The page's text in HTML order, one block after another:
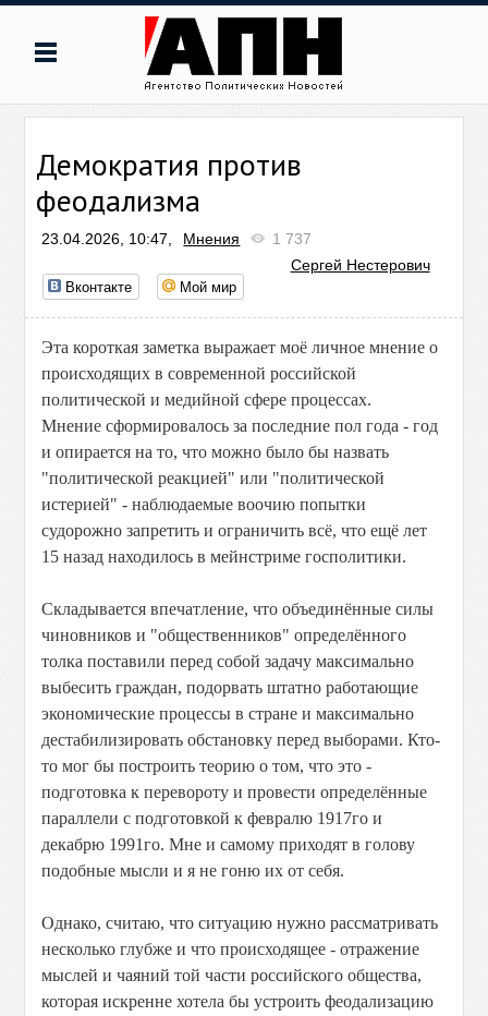
Демократия против
феодализма
23.04.2026, 10:47, Мнения
1 737
Сергей Нестерович
Вконтакте Мой мир
Эта короткая заметка выражает моё личное мнение о
происходящих в современной российской
политической и медийной сфере процессах.
Мнение сформировалось за последние пол года - год
и опирается на то, что можно было бы назвать
"политической реакцией" или "политической
истерией" - наблюдаемые воочию попытки
судорожно запретить и ограничить всё, что ещё лет
15 назад находилось в мейнстриме госполитики.
Складывается впечатление, что объединённые силы
чиновников и "общественников" определённого
толка поставили перед собой задачу максимально
выбесить граждан, подорвать штатно работающие
экономические процессы в стране и максимально
дестабилизировать обстановку перед выборами. Кто-
то мог бы построить теорию о том, что это -
подготовка к перевороту и провести определённые
параллели с подготовкой к февралю 1917го и
декабрю 1991го. Мне и самому приходят в голову
подобные мысли и я не гоню их от себя.
Однако, считаю, что ситуацию нужно рассматривать
несколько глубже и что происходящее - отражение
мыслей и чаяний той части российского общества,
которая искренне хотела бы устроить феодализацию